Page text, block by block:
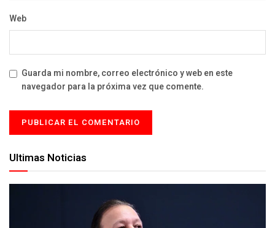
Web
Guarda mi nombre, correo electrónico y web en este
navegador para la próxima vez que comente.
Ultimas Noticias